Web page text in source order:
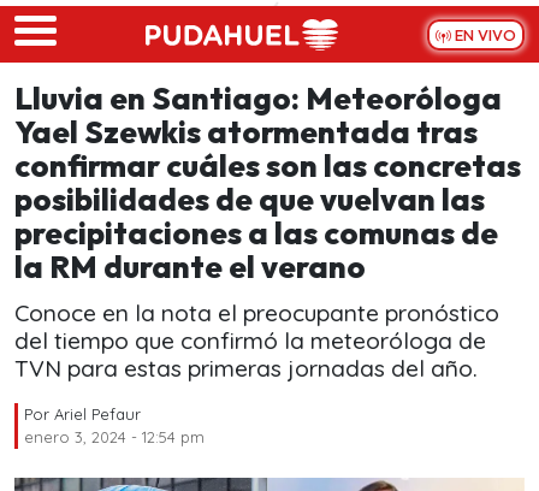
Skip to main content
EN VIVO
Lluvia en Santiago: Meteoróloga
Yael Szewkis atormentada tras
confirmar cuáles son las concretas
posibilidades de que vuelvan las
precipitaciones a las comunas de
la RM durante el verano
Conoce en la nota el preocupante pronóstico
del tiempo que confirmó la meteoróloga de
TVN para estas primeras jornadas del año.
Por Ariel Pefaur
enero 3, 2024 - 12:54 pm